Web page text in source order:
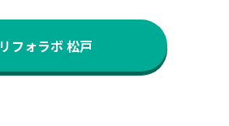
リフォラボ 松戸